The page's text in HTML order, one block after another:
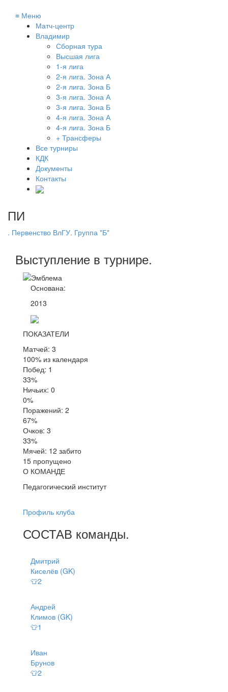
≡ Меню
Матч-центр
Владимир
Сборная тура
Высшая лига
1-я лига
2-я лига. Зона А
2-я лига. Зона Б
3-я лига. Зона А
3-я лига. Зона Б
4-я лига. Зона А
4-я лига. Зона Б
+ Трансферы
Все турниры
КДК
Документы
Контакты
ПИ
. Первенство ВлГУ. Группа "Б"
Выступление в турнире.
Основана:
2013
ПОКАЗАТЕЛИ
Матчей: 3
100% из календаря
Побед: 1
33%
Ничьих: 0
0%
Поражений: 2
67%
Очков: 3
33%
Мячей: 12 забито
15 пропущено
О КОМАНДЕ
Педагогический институт
Профиль клуба
СОСТАВ команды.
Дмитрий
Киселёв (GK)
👕2
Андрей
Климов (GK)
👕1
Иван
Брунов
👕2